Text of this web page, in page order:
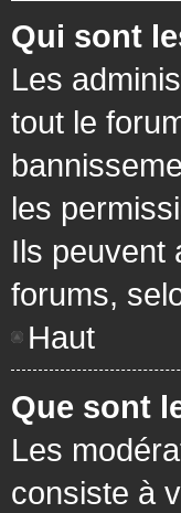
Qui sont
Les
tout le
les
Ils peuvent
forums,
Haut
Que sont
Les
consiste à